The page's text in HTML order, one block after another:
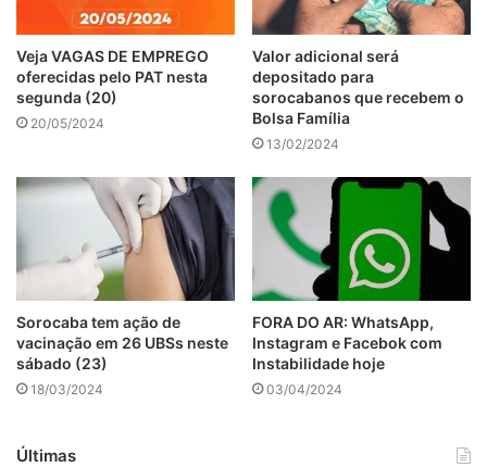
Veja VAGAS DE EMPREGO
oferecidas pelo PAT nesta
segunda (20)
20/05/2024
Valor adicional será
depositado para
sorocabanos que recebem o
Bolsa Família
13/02/2024
Sorocaba tem ação de
vacinação em 26 UBSs neste
sábado (23)
18/03/2024
FORA DO AR: WhatsApp,
Instagram e Facebok com
Instabilidade hoje
03/04/2024
Últimas